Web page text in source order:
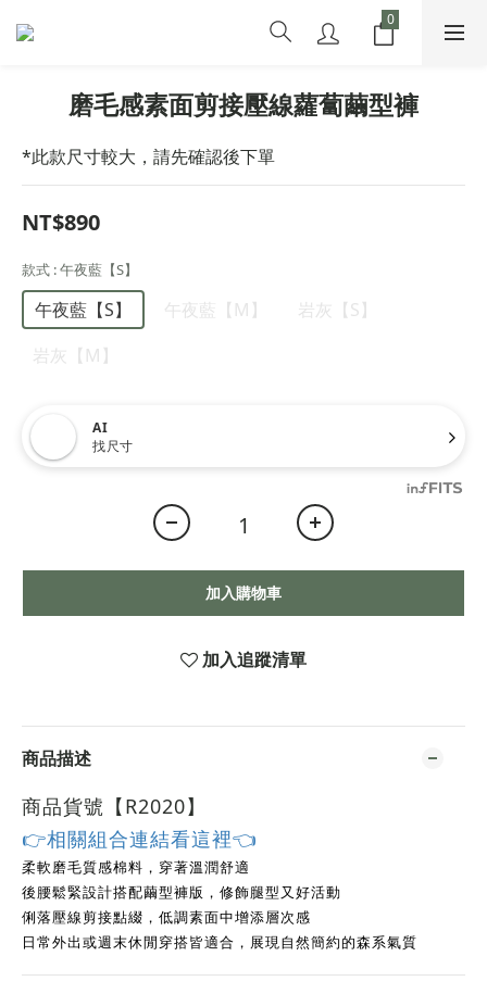
磨毛感素面剪接壓線蘿蔔繭型褲
*此款尺寸較大，請先確認後下單
NT$890
款式 : 午夜藍【S】
午夜藍【S】 午夜藍【M】
岩灰【S】
岩灰【M】
AI
找尺寸
加入購物車
加入追蹤清單
商品描述
商品貨號【R2020】
👉相關組合連結看這裡👈
柔軟磨毛質感棉料，穿著溫潤舒適
後腰鬆緊設計搭配繭型褲版，修飾腿型又好活動
俐落壓線剪接點綴，低調素面中增添層次感
日常外出或週末休閒穿搭皆適合，展現自然簡約的森系氣質